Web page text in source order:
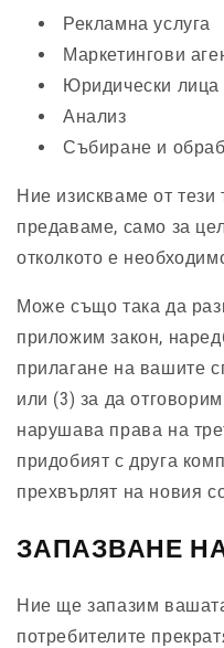
Рекламна услуга
Маркетингови
Юридически лица
Анализ
Събиране и
Ние изискваме от
предаваме, само за
отколкото е
Може също така да
приложим закон,
прилагане на вашите
или (3) за да
нарушава права на
придобият с друга
прехвърлят на новия
ЗАПАЗВАНЕ
Ние ще запазим
потребителите